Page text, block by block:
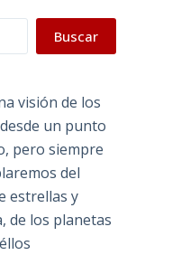
Buscar
visión de los
un punto
pero siempre
del
estrellas y
de los planetas